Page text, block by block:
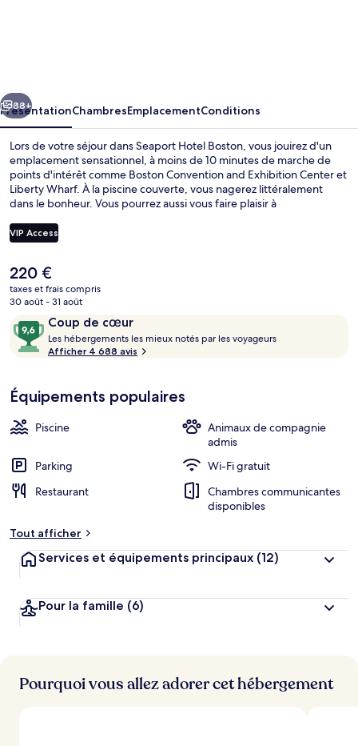
Suivant
88+
PrésentationChambresEmplacementConditions
Lors de votre séjour dans Seaport Hotel Boston, vous jouirez d'un
emplacement sensationnel, à moins de 10 minutes de marche de
points d'intérêt comme Boston Convention and Exhibition Center et
Liberty Wharf. À la piscine couverte, vous nagerez littéralement
dans le bonheur. Vous pourrez aussi vous faire plaisir à
Ouvert à l'heure du dîner, il vous régale de ses spécialités Cuisine
américaine. Parmi les autres petits avantages de cet hébergement
de fitness. Les autres voyageurs ne tarissent pas d'éloges en ce qui
concerne la literie de qualité et le personnel attentionné.
VIP Access
Le
prix
actuel
de
220 €.
220 €
taxes et frais compris
30 août - 31 août
Avis
voyageurs
Coup de cœur
9,6
sur
10,
cœur
Les hébergements les mieux notés par les voyageurs
b
m
s
e
u
Afficher 4 688 avis
Équipements populaires
Piscine
Animaux de compagnie
admis
Parking
Wi-Fi gratuit
Restaurant
Chambres communicantes
disponibles
Tout afficher
Services et équipements principaux (12)
Pour la famille (6)
Pourquoi vous allez adorer cet hébergement